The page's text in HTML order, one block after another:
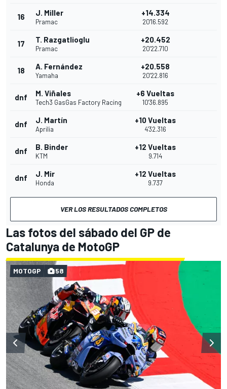
16 J. Miller
Pramac
+14.334
20'16.592
17 T. Razgatlioglu
Pramac
+20.452
20'22.710
18 A. Fernández
Yamaha
+20.558
20'22.816
dnf M. Viñales
Tech3 GasGas Factory Racing
+6 Vueltas
10'36.895
dnf J. Martín
Aprilia
+10 Vueltas
4'32.316
dnf B. Binder
KTM
+12 Vueltas
9.714
dnf J. Mir
Honda
+12 Vueltas
9.737
VER LOS RESULTADOS COMPLETOS
Las fotos del sábado del GP de
Catalunya de MotoGP
MOTOGP 58